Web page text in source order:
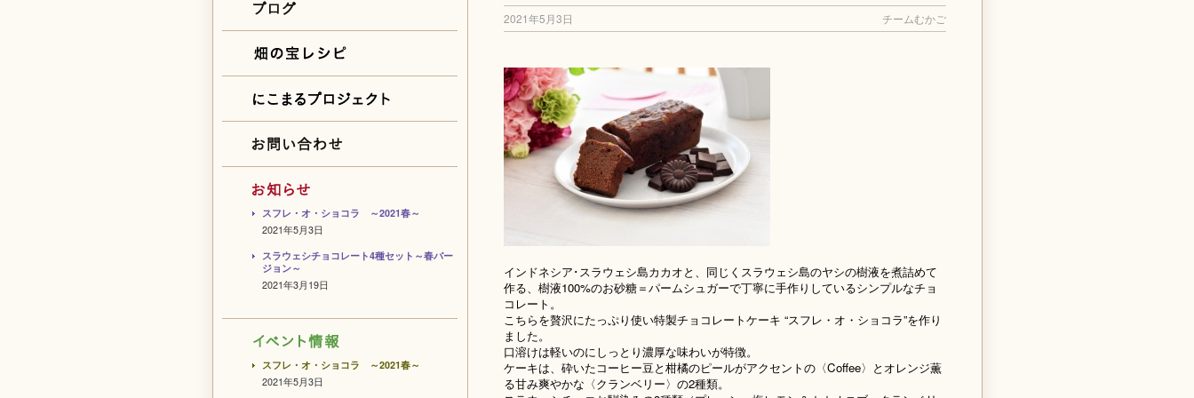
2021年5月3日 チームむかご
インドネシア･スラウェシ島カカオと、同じくスラウェシ島のヤシの樹液を煮詰めて
作る、樹液100%のお砂糖＝パームシュガーで丁寧に手作りしているシンプルなチョ
コレート。
こちらを贅沢にたっぷり使い特製チョコレートケーキ “スフレ・オ・ショコラ”を作り
ました。
口溶けは軽いのにしっとり濃厚な味わいが特徴。
ケーキは、砕いたコーヒー豆と柑橘のピールがアクセントの〈Coffee〉とオレンジ薫
る甘み爽やかな〈クランベリー〉の2種類。
スフレ・オ・ショコラ ～2021春～
2021年5月3日
スラウェシチョコレート4種セット～春バー
ジョン～
2021年3月19日
スフレ・オ・ショコラ ～2021春～
2021年5月3日